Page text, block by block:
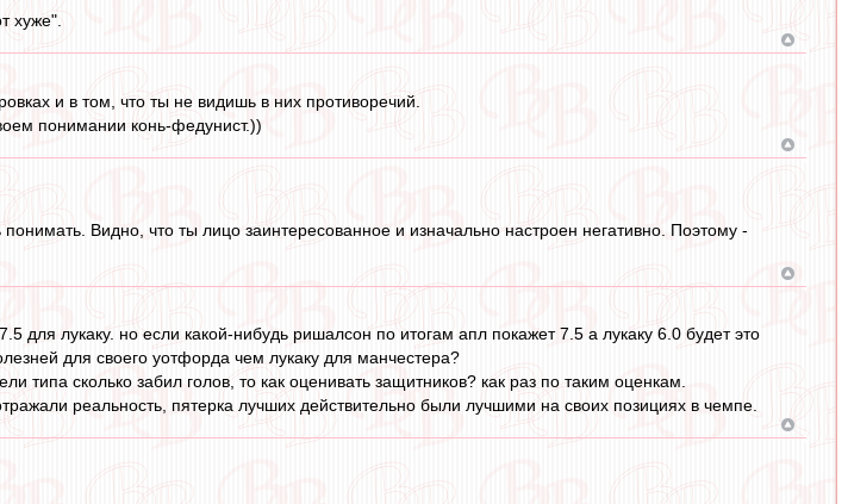
хуже".
и в том, что ты не видишь в них противоречий.
понимании конь-федунист.))
Видно, что ты лицо заинтересованное и изначально настроен негативно. Поэтому -
для лукаку. но если какой-нибудь ришалсон по итогам апл покажет 7.5 а лукаку 6.0 будет это
для своего уотфорда чем лукаку для манчестера?
типа сколько забил голов, то как оценивать защитников? как раз по таким оценкам.
реальность, пятерка лучших действительно были лучшими на своих позициях в чемпе.